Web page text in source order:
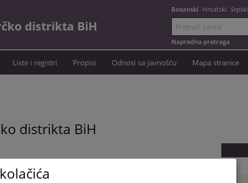
distrikta BiH
sadržaj
Bosanski Hrvatski Srpski
Napredna pretraga
Liste i registri Propisi Odnosi sa javnošću Mapa stranice
distrikta BiH